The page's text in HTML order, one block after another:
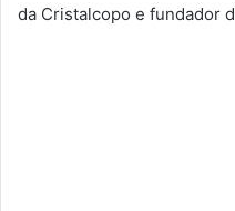
da Cristalcopo e fundador